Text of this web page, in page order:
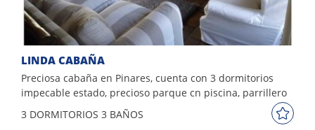
LINDA CABAÑA
Preciosa cabaña en Pinares, cuenta con 3 dormitorios
impecable estado, precioso parque cn piscina, parrillero
techado, excelente ubicación a pocas cuadras del mar,
ideal para disfrutar en familia
3 DORMITORIOS 3 BAÑOS